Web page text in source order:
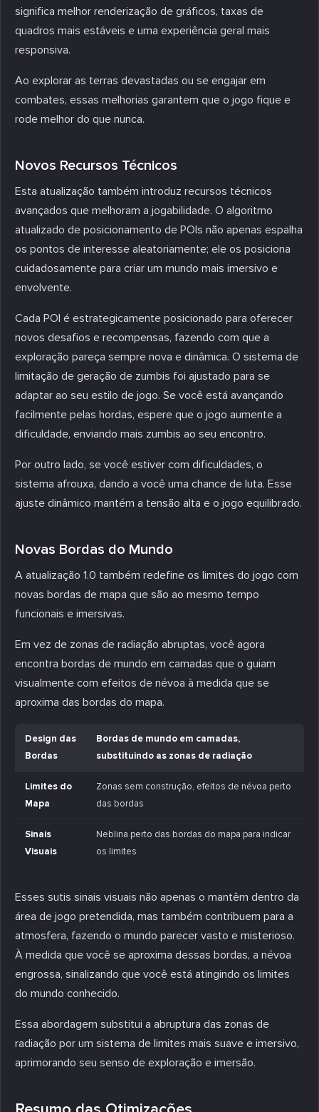
significa melhor renderização de gráficos, taxas de
quadros mais estáveis e uma experiência geral mais
responsiva.
Ao explorar as terras devastadas ou se engajar em
combates, essas melhorias garantem que o jogo fique e
rode melhor do que nunca.
Novos Recursos Técnicos
Esta atualização também introduz recursos técnicos
avançados que melhoram a jogabilidade. O algoritmo
atualizado de posicionamento de POIs não apenas espalha
os pontos de interesse aleatoriamente; ele os posiciona
cuidadosamente para criar um mundo mais imersivo e
envolvente.
Cada POI é estrategicamente posicionado para oferecer
novos desafios e recompensas, fazendo com que a
exploração pareça sempre nova e dinâmica. O sistema de
limitação de geração de zumbis foi ajustado para se
adaptar ao seu estilo de jogo. Se você está avançando
facilmente pelas hordas, espere que o jogo aumente a
dificuldade, enviando mais zumbis ao seu encontro.
Por outro lado, se você estiver com dificuldades, o
sistema afrouxa, dando a você uma chance de luta. Esse
ajuste dinâmico mantém a tensão alta e o jogo equilibrado.
Novas Bordas do Mundo
A atualização 1.0 também redefine os limites do jogo com
novas bordas de mapa que são ao mesmo tempo
funcionais e imersivas.
Em vez de zonas de radiação abruptas, você agora
encontra bordas de mundo em camadas que o guiam
visualmente com efeitos de névoa à medida que se
aproxima das bordas do mapa.
Design das
Bordas
Bordas de mundo em camadas,
substituindo as zonas de radiação
Limites do
Mapa
Zonas sem construção, efeitos de névoa perto
das bordas
Sinais
Visuais
Neblina perto das bordas do mapa para indicar
os limites
Esses sutis sinais visuais não apenas o mantêm dentro da
área de jogo pretendida, mas também contribuem para a
atmosfera, fazendo o mundo parecer vasto e misterioso.
À medida que você se aproxima dessas bordas, a névoa
engrossa, sinalizando que você está atingindo os limites
do mundo conhecido.
Essa abordagem substitui a abruptura das zonas de
radiação por um sistema de limites mais suave e imersivo,
aprimorando seu senso de exploração e imersão.